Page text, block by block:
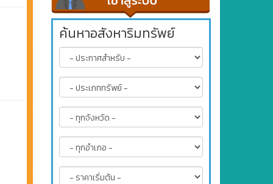
ค้นหาอสังหาริมทรัพย์